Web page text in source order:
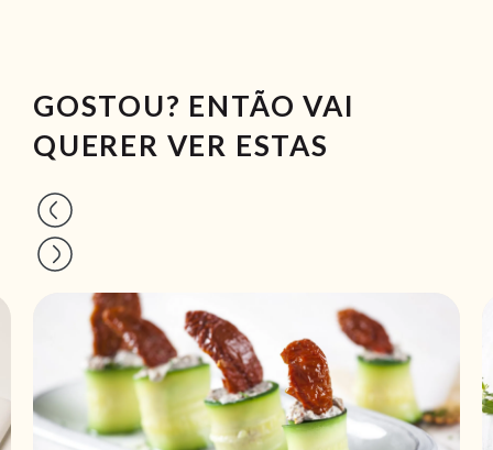
GOSTOU? ENTÃO VAI
QUERER VER ESTAS